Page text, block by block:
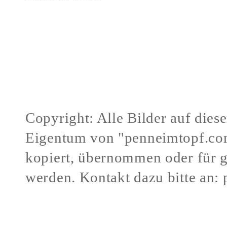
Copyright: Alle Bilder auf
Eigentum von
kopiert, übernommen oder für
werden. Kontakt dazu bitte an: